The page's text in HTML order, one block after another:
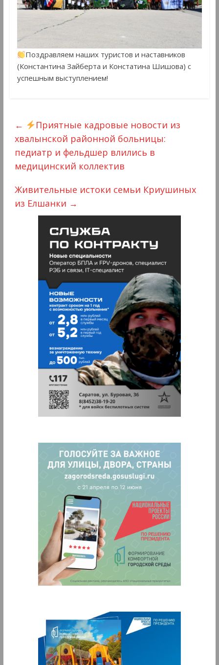
Поздравляем наших туристов и наставников
(Константина Зайберта и Констатина Шишова) с
успешным выступлением!
←
Приятные кадровые новости из
хвалынской районной больницы:
педиатр и фельдшер влились в
медицинский коллектив
Живительные истоки семьи Криушиных
из Елшанки →